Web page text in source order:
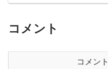
コメント
コメン